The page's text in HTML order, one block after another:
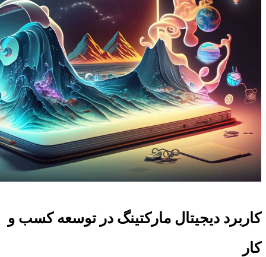
کاربرد دیجیتال مارکتینگ در توسعه کسب و
کار